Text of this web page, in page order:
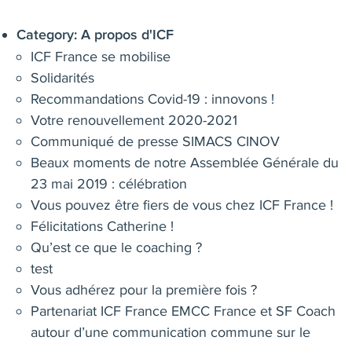
Category: A propos d'ICF
ICF France se mobilise
Solidarités
Recommandations Covid-19 : innovons !
Votre renouvellement 2020-2021
Communiqué de presse SIMACS CINOV
Beaux moments de notre Assemblée Générale du
23 mai 2019 : célébration
Vous pouvez être fiers de vous chez ICF France !
Félicitations Catherine !
Qu’est ce que le coaching ?
test
Vous adhérez pour la première fois ?
Partenariat ICF France EMCC France et SF Coach
autour d’une communication commune sur le